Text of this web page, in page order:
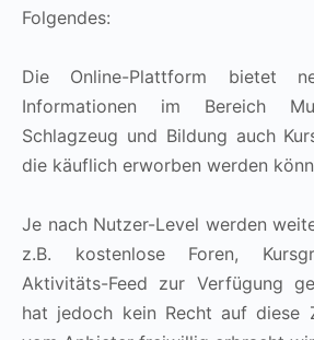
Folgendes:
Die Online-Plattform bietet
Informationen im Bereich
Schlagzeug und Bildung auch
die käuflich erworben werden
Je nach Nutzer-Level werden
z.B. kostenlose Foren,
Aktivitäts-Feed zur Verfügung
hat jedoch kein Recht auf diese